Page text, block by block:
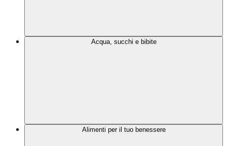
Acqua, succhi e bibite
Alimenti per il tuo benessere